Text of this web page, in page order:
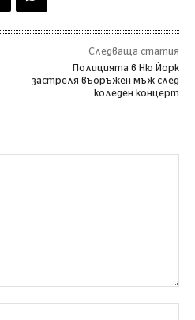
Следваща статия
Полицията в Ню Йорк
застреля въоръжен мъж след
коледен концерт